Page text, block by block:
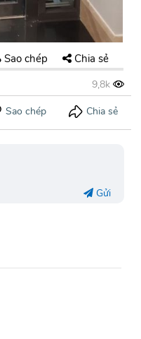
Sao chép Chia sẻ
Gửi